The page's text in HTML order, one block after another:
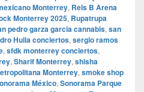
Monterrey, Rels B Arena
Monterrey 2025, Rupatrupa
pedro garza garcia cannabis, san
Huila conciertos, sergio ramos
, sfdk monterrey conciertos,
, Sharif Monterrey, shisha
Monterrey, smoke shop
México, Sonorama Parque